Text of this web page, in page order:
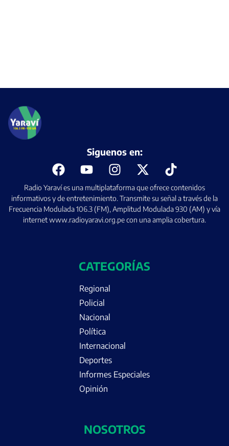
Radio Yaraví es una multiplataforma que ofrece contenidos
informativos y de entretenimiento. Transmite su señal a través de la
Frecuencia Modulada 106.3 (FM), Amplitud Modulada 930 (AM) y vía
internet www.radioyaravi.org.pe con una amplia cobertura.
Siguenos en:
CATEGORÍAS
Regional
Policial
Nacional
Política
Internacional
Deportes
Informes Especiales
Opinión
NOSOTROS